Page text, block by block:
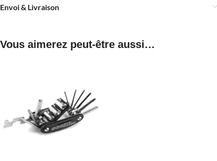
Envoi & Livraison
Vous aimerez peut-être aussi…